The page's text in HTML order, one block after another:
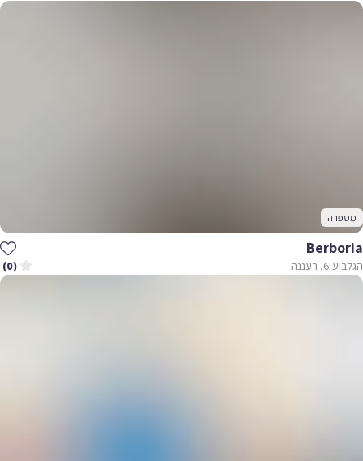
מספרה
Berboria
הגלבוע 6, רעננה (0)